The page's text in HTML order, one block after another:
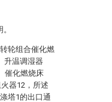
轮组合催化燃
升温调湿器
催化燃烧床
器12，所述
塔1的出口通